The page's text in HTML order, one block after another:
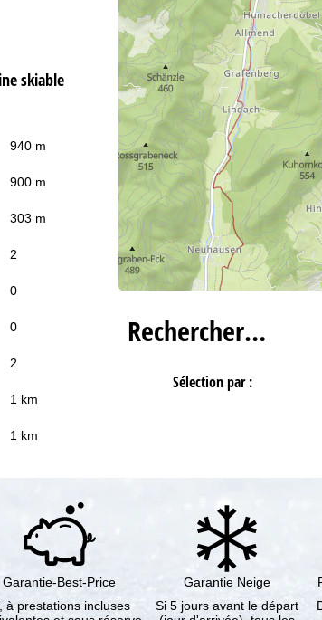
skiable
940 m
900 m
303 m
2
0
0
2
1 km
1 km
Rechercher…
Sélection par :
Garantie-Best-Price
à prestations incluses
Garantie Neige
Si 5 jours avant le départ